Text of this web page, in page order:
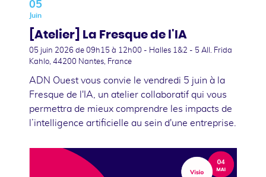
05
Juin
[Atelier] La Fresque de l'IA
05 juin 2026 de 09h15 à 12h00 - Halles 1&2 - 5 All. Frida
Kahlo, 44200 Nantes, France
ADN Ouest vous convie le vendredi 5 juin à la
Fresque de l'IA, un atelier collaboratif qui vous
permettra de mieux comprendre les impacts de
l’intelligence artificielle au sein d'une entreprise.